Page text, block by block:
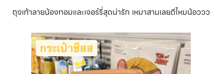
ถุงเท้าลายน้องทอมและเจอร์รี่สุดน่ารัก เหมาสามเลยดีไหมน้อววว